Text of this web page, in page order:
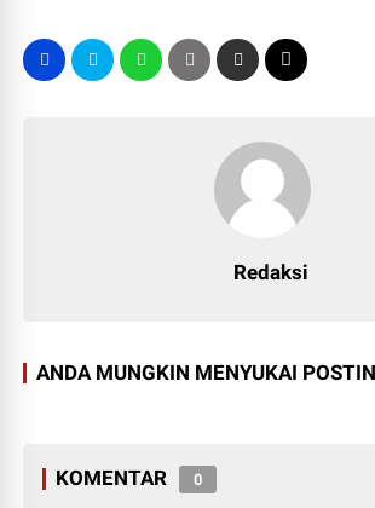
Redaksi
ANDA MUNGKIN MENYUKAI
KOMENTAR 0